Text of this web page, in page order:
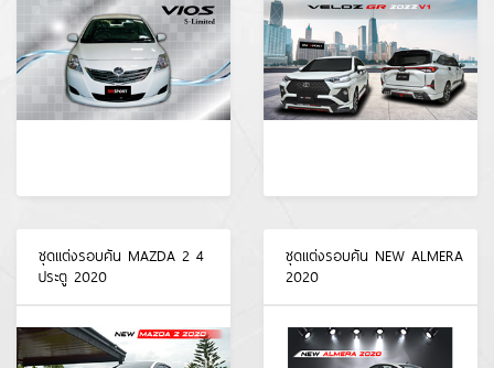
ชุดแต่งรอบคัน MAZDA 2 4
ประตู 2020
ชุดแต่งรอบคัน NEW ALMERA
2020